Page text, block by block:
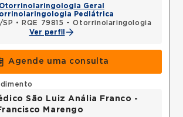
Otorrinolaringologia Geral
Pediátrica
SP •
RQE 79815 - Otorrinolaringologia
Ver perfil
Agende uma consulta
São Luiz Anália Franco -
Marengo